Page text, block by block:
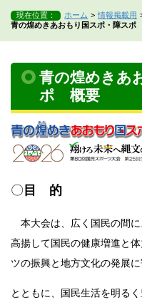
現在位置： ホーム 情報掲載用
青の煌めきあおもり国スポ・障ス
青の煌めきあ
ポ 概要
〇 目 的
本大会は、広く国民の間
高揚して国民の健康増進と
ツの振興と地方文化の発展
とともに、国民生活を明る